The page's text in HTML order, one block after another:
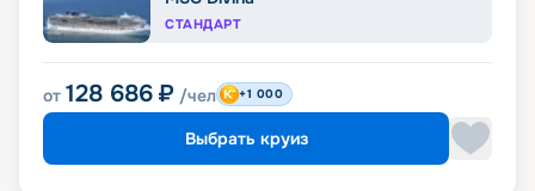
СТАНДАРТ
от 128 686 ₽ /чел +1 000
Выбрать круиз